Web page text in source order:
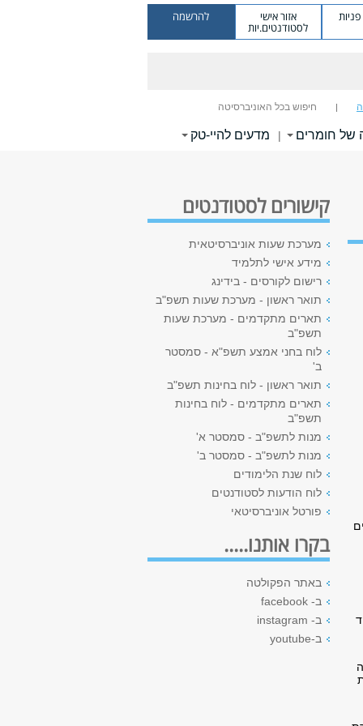
אזור אישי
לסטודנטים.יות
להרשמה
חיפוש בכל האוניברסיטה
של חומרים | מדעים להיי-טק
קישורים לסטודנטים
מערכת שעות אוניברסיטאית
מידע אישי לתלמיד
רישום לקורסים - בידינג
תואר ראשון - מערכת שעות תשפ"ב
תארים מתקדמים - מערכת שעות
תשפ"ב
לוח בחני אמצע תשפ"א - סמסטר
ב'
תואר ראשון - לוח בחינות תשפ"ב
תארים מתקדמים - לוח בחינות
תשפ"ב
מנות לתשפ"ב - סמסטר א'
מנות לתשפ"ב - סמסטר ב'
לוח שנת הלימודים
לוח הודעות לסטודנטים
פורטל אוניברסיטאי
בקרו אותנו.....
באתר הפקולטה
ב- facebook
ב- instagram
ב-youtube